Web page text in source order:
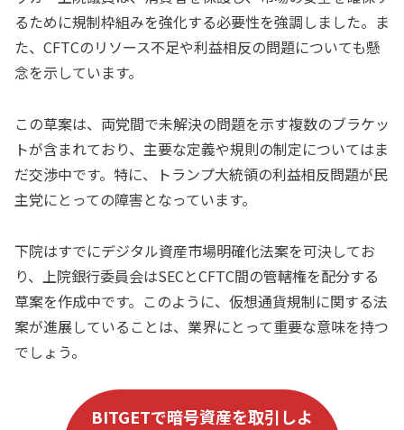
るために規制枠組みを強化する必要性を強調しました。ま
た、CFTCのリソース不足や利益相反の問題についても懸
念を示しています。
この草案は、両党間で未解決の問題を示す複数のブラケッ
トが含まれており、主要な定義や規則の制定についてはま
だ交渉中です。特に、トランプ大統領の利益相反問題が民
主党にとっての障害となっています。
下院はすでにデジタル資産市場明確化法案を可決してお
り、上院銀行委員会はSECとCFTC間の管轄権を配分する
草案を作成中です。このように、仮想通貨規制に関する法
案が進展していることは、業界にとって重要な意味を持つ
でしょう。
BITGETで暗号資産を取引しよ